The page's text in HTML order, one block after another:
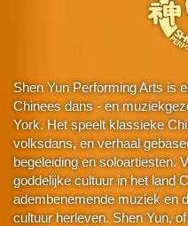
Shen Yun Performing Arts is
Chinees dans - en
York. Het speelt klassieke
volksdans, en verhaal
begeleiding en soloartiesten.
goddelijke cultuur in het land
adembenemende muziek en
cultuur herleven. Shen Yun,